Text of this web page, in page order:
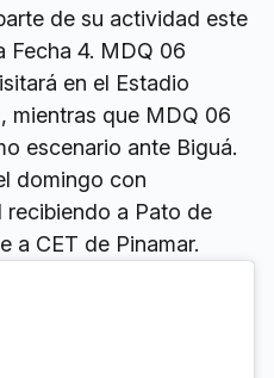
de su actividad este
Fecha 4. MDQ 06
en el Estadio
mientras que MDQ 06
escenario ante Biguá.
domingo con
recibiendo a Pato de
a CET de Pinamar.